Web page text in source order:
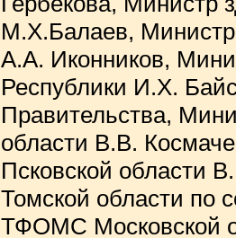
М.Х.Балаев, Министр
А.А. Иконников,
Республики И.Х.
Правительства,
области В.В.
Псковской области
Томской области по
ТФОМС Московской